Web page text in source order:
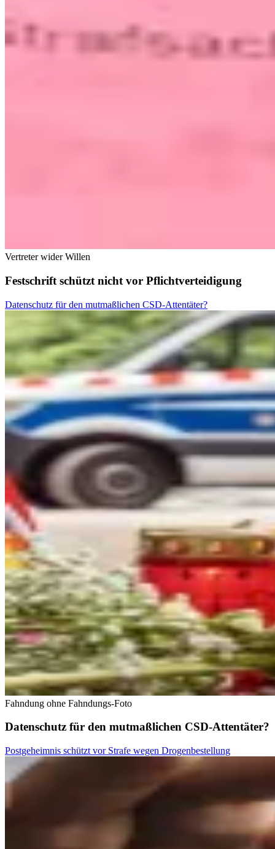
Vertreter wider Willen
Festschrift schützt nicht vor Pflichtverteidigung
Datenschutz für den mutmaßlichen CSD-Attentäter?
Fahndung ohne Fahndungs-Foto
Datenschutz für den mutmaßlichen CSD-Attentäter?
Postgeheimnis schützt vor Strafe wegen Drogenbestellung